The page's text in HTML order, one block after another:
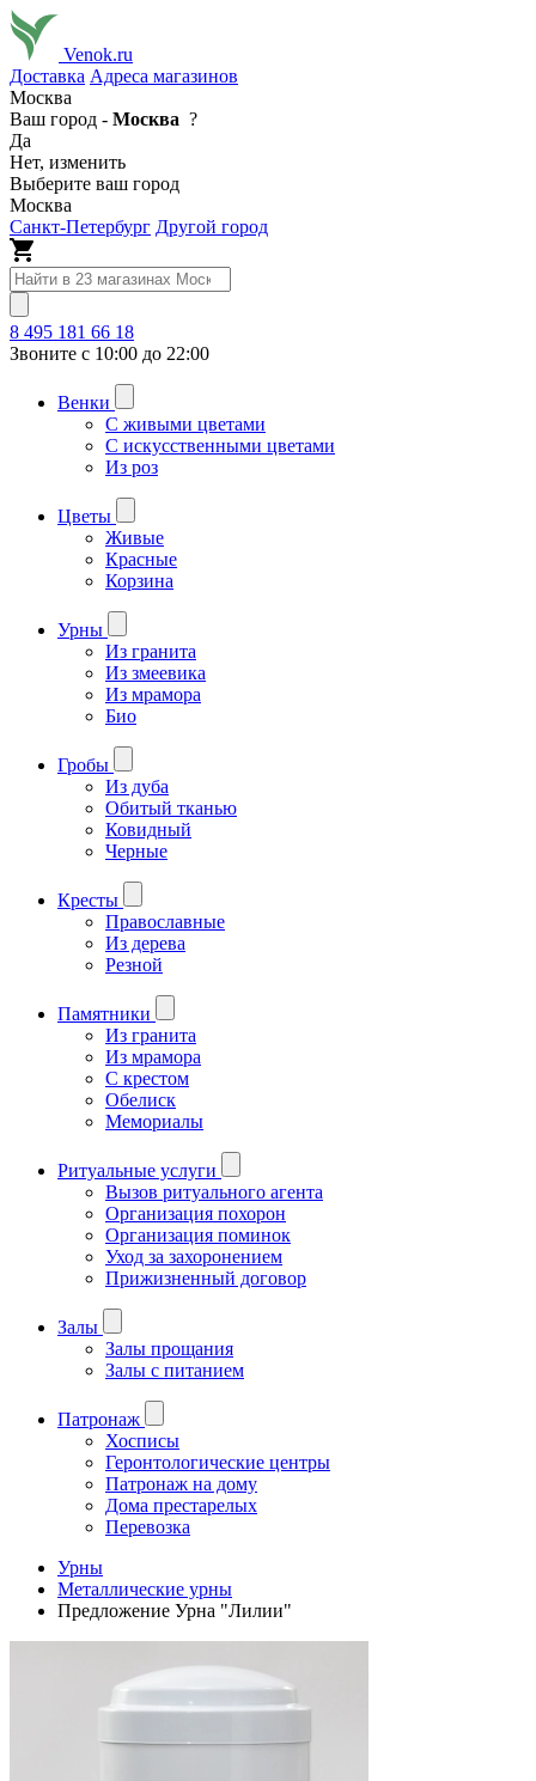
Venok.ru
Доставка Адреса магазинов
Москва
Ваш город - Москва ?
Да
Нет, изменить
Выберите ваш город
Москва
Санкт-Петербург Другой город
8 495 181 66 18
Звоните с 10:00 до 22:00
Венки
С живыми цветами
С искусственными цветами
Из роз
Цветы
Живые
Красные
Корзина
Урны
Из гранита
Из змеевика
Из мрамора
Био
Гробы
Из дуба
Обитый тканью
Ковидный
Черные
Кресты
Православные
Из дерева
Резной
Памятники
Из гранита
Из мрамора
С крестом
Обелиск
Мемориалы
Ритуальные услуги
Вызов ритуального агента
Организация похорон
Организация поминок
Уход за захоронением
Прижизненный договор
Залы
Залы прощания
Залы с питанием
Патронаж
Хосписы
Геронтологические центры
Патронаж на дому
Дома престарелых
Перевозка
Урны
Металлические урны
Предложение Урна "Лилии"